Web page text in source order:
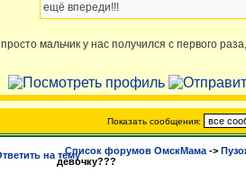
ещё впереди!!!
просто мальчик у нас получился с первого
Показать сообщения:
Список форумов ОмскМама ->
девочку???